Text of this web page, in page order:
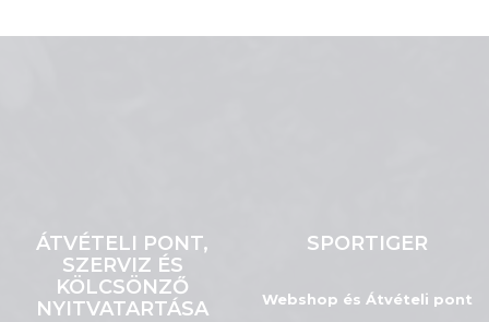
ÁTVÉTELI PONT,
SZERVIZ ÉS
KÖLCSÖNZŐ
NYITVATARTÁSA
SPORTIGER
Webshop és Átvételi pont